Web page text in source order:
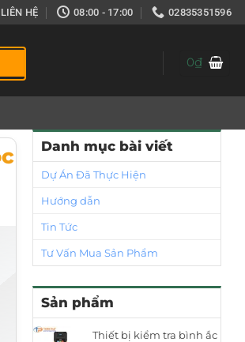
LIÊN HỆ 08:00 - 17:00 02835351596
0₫
Danh mục bài viết
Dự Án Đã Thực Hiện
Hướng dẫn
Tin Tức
Tư Vấn Mua Sản Phẩm
Sản phẩm
Thiết bị kiểm tra bình ắc